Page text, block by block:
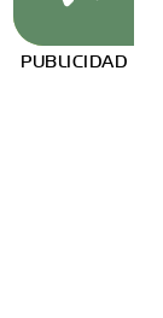
PUBLICIDAD